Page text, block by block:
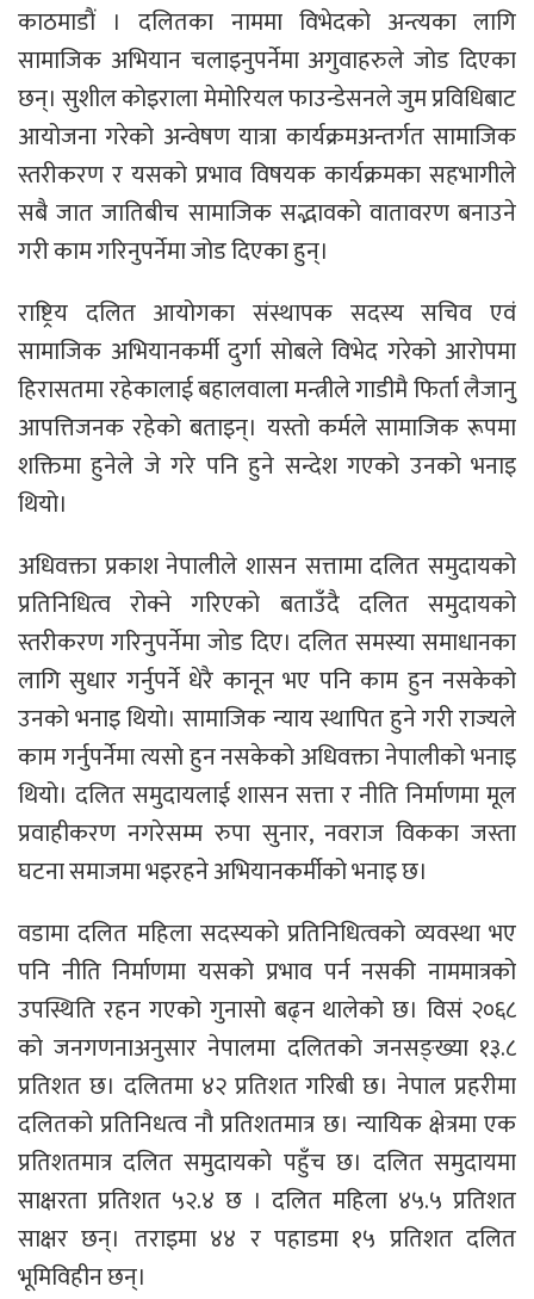
काठमाडाैं । दलितका नाममा विभेदको अन्त्यका लागि
सामाजिक अभियान चलाइनुपर्नेमा अगुवाहरुले जोड दिएका
छन्। सुशील कोइराला मेमोरियल फाउन्डेसनले जुम प्रविधिबाट
आयोजना गरेको अन्वेषण यात्रा कार्यक्रमअन्तर्गत सामाजिक
स्तरीकरण र यसको प्रभाव विषयक कार्यक्रमका सहभागीले
सबै जात जातिबीच सामाजिक सद्भावको वातावरण बनाउने
गरी काम गरिनुपर्नेमा जोड दिएका हुन्।
राष्ट्रिय दलित आयोगका संस्थापक सदस्य सचिव एवं
सामाजिक अभियानकर्मी दुर्गा सोबले विभेद गरेको आरोपमा
हिरासतमा रहेकालाई बहालवाला मन्त्रीले गाडीमै फिर्ता लैजानु
आपत्तिजनक रहेको बताइन्। यस्तो कर्मले सामाजिक रूपमा
शक्तिमा हुनेले जे गरे पनि हुने सन्देश गएको उनको भनाइ
थियो।
अधिवक्ता प्रकाश नेपालीले शासन सत्तामा दलित समुदायको
प्रतिनिधित्व रोक्ने गरिएको बताउँदै दलित समुदायको
स्तरीकरण गरिनुपर्नेमा जोड दिए। दलित समस्या समाधानका
लागि सुधार गर्नुपर्ने धेरै कानून भए पनि काम हुन नसकेको
उनको भनाइ थियो। सामाजिक न्याय स्थापित हुने गरी राज्यले
काम गर्नुपर्नेमा त्यसो हुन नसकेको अधिवक्ता नेपालीको भनाइ
थियो। दलित समुदायलाई शासन सत्ता र नीति निर्माणमा मूल
प्रवाहीकरण नगरेसम्म रुपा सुनार, नवराज विकका जस्ता
घटना समाजमा भइरहने अभियानकर्मीको भनाइ छ।
वडामा दलित महिला सदस्यको प्रतिनिधित्वको व्यवस्था भए
पनि नीति निर्माणमा यसको प्रभाव पर्न नसकी नाममात्रको
उपस्थिति रहन गएको गुनासो बढ्न थालेको छ। विसं २०६८
को जनगणनाअनुसार नेपालमा दलितको जनसङ्ख्या १३.८
प्रतिशत छ। दलितमा ४२ प्रतिशत गरिबी छ। नेपाल प्रहरीमा
दलितको प्रतिनिधत्व नौ प्रतिशतमात्र छ। न्यायिक क्षेत्रमा एक
प्रतिशतमात्र दलित समुदायको पहुँच छ। दलित समुदायमा
साक्षरता प्रतिशत ५२.४ छ । दलित महिला ४५.५ प्रतिशत
साक्षर छन्। तराइमा ४४ र पहाडमा १५ प्रतिशत दलित
भूमिविहीन छन्।